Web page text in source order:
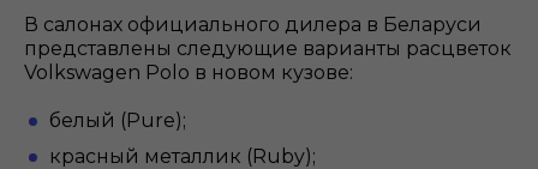
В салонах официального дилера в Беларуси
представлены следующие варианты расцветок
Volkswagen Polo в новом кузове:
белый (Pure);
красный металлик (Ruby);